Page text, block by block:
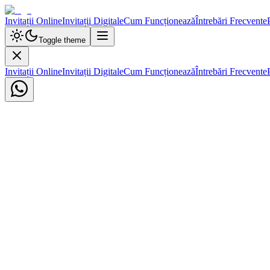
Invitații OnlineInvitații DigitaleCum FuncționeazăÎntrebări Frecvente
Toggle theme
Invitații OnlineInvitații DigitaleCum FuncționeazăÎntrebări Frecvente